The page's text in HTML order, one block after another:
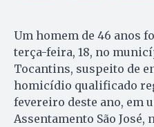
Um homem de 46 anos
terça-feira, 18, no
Tocantins, suspeito de
homicídio qualificado
fevereiro deste ano, em
Assentamento São José,